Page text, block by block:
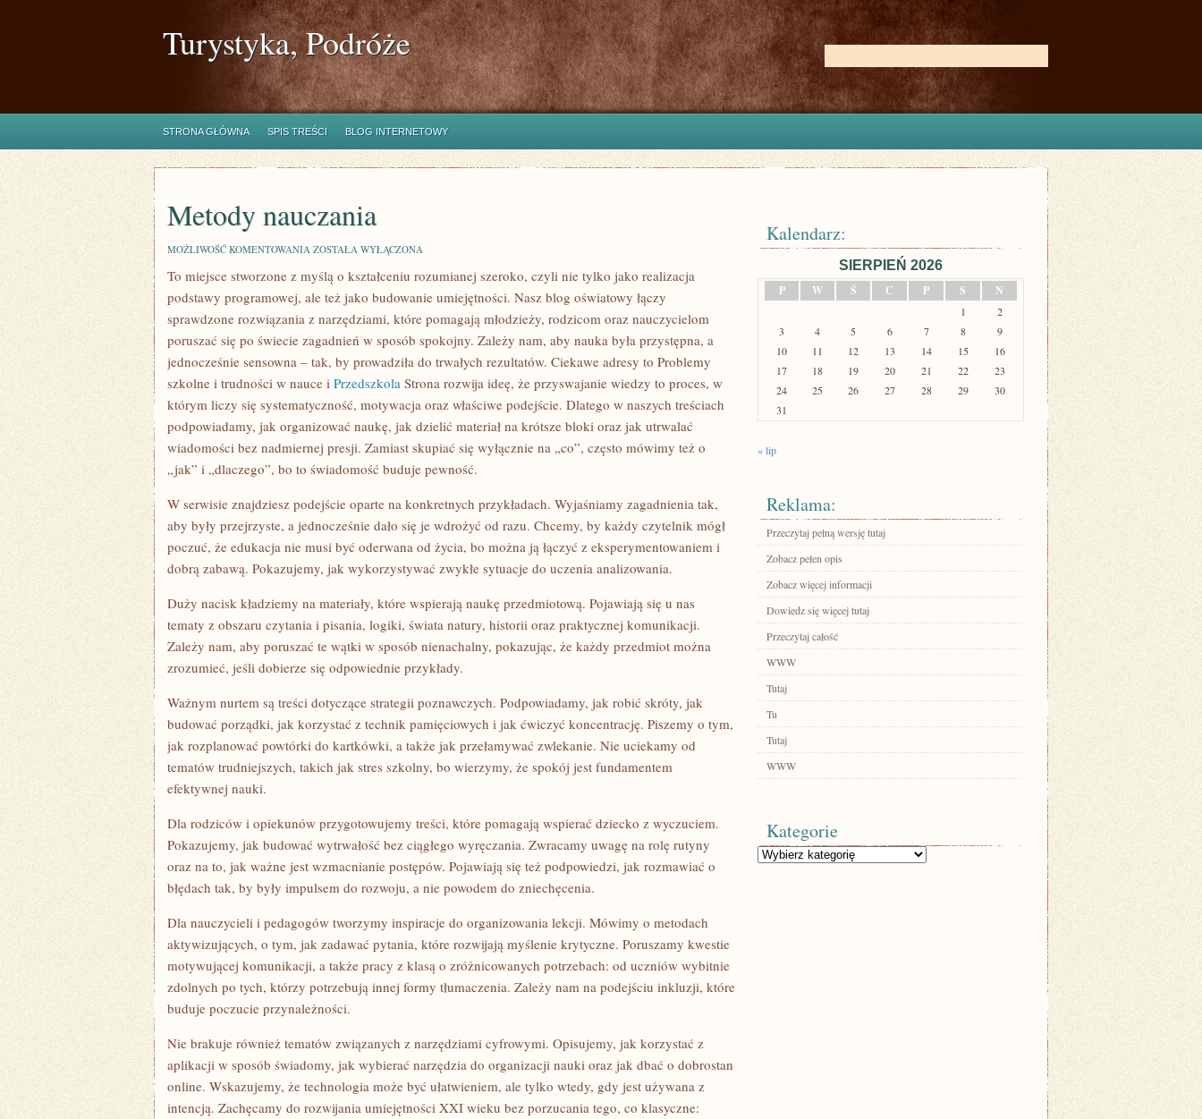
Turystyka, Podróże
STRONA GŁÓWNA SPIS TREŚCI BLOG INTERNETOWY
Metody nauczania
MOŻLIWOŚĆ KOMENTOWANIA METODY
ZOSTAŁA WYŁĄCZONA
To miejsce stworzone z myślą o kształceniu rozumianej szeroko, czyli nie tylko jako realizacja
podstawy programowej, ale też jako budowanie umiejętności. Nasz blog oświatowy łączy
sprawdzone rozwiązania z narzędziami, które pomagają młodzieży, rodzicom oraz nauczycielom
poruszać się po świecie zagadnień w sposób spokojny. Zależy nam, aby nauka była przystępna, a
jednocześnie sensowna – tak, by prowadziła do trwałych rezultatów. Ciekawe adresy to Problemy
szkolne i trudności w nauce i Przedszkola Strona rozwija ideę, że przyswajanie wiedzy to proces, w
którym liczy się systematyczność, motywacja oraz właściwe podejście. Dlatego w naszych treściach
podpowiadamy, jak organizować naukę, jak dzielić materiał na krótsze bloki oraz jak utrwalać
wiadomości bez nadmiernej presji. Zamiast skupiać się wyłącznie na „co”, często mówimy też o
„jak” i „dlaczego”, bo to świadomość buduje pewność.
W serwisie znajdziesz podejście oparte na konkretnych przykładach. Wyjaśniamy zagadnienia tak,
aby były przejrzyste, a jednocześnie dało się je wdrożyć od razu. Chcemy, by każdy czytelnik mógł
poczuć, że edukacja nie musi być oderwana od życia, bo można ją łączyć z eksperymentowaniem i
dobrą zabawą. Pokazujemy, jak wykorzystywać zwykłe sytuacje do uczenia analizowania.
Duży nacisk kładziemy na materiały, które wspierają naukę przedmiotową. Pojawiają się u nas
tematy z obszaru czytania i pisania, logiki, świata natury, historii oraz praktycznej komunikacji.
Zależy nam, aby poruszać te wątki w sposób nienachalny, pokazując, że każdy przedmiot można
zrozumieć, jeśli dobierze się odpowiednie przykłady.
Ważnym nurtem są treści dotyczące strategii poznawczych. Podpowiadamy, jak robić skróty, jak
budować porządki, jak korzystać z technik pamięciowych i jak ćwiczyć koncentrację. Piszemy o tym,
jak rozplanować powtórki do kartkówki, a także jak przełamywać zwlekanie. Nie uciekamy od
tematów trudniejszych, takich jak stres szkolny, bo wierzymy, że spokój jest fundamentem
efektywnej nauki.
Dla rodziców i opiekunów przygotowujemy treści, które pomagają wspierać dziecko z wyczuciem.
Pokazujemy, jak budować wytrwałość bez ciągłego wyręczania. Zwracamy uwagę na rolę rutyny
oraz na to, jak ważne jest wzmacnianie postępów. Pojawiają się też podpowiedzi, jak rozmawiać o
błędach tak, by były impulsem do rozwoju, a nie powodem do zniechęcenia.
Dla nauczycieli i pedagogów tworzymy inspiracje do organizowania lekcji. Mówimy o metodach
aktywizujących, o tym, jak zadawać pytania, które rozwijają myślenie krytyczne. Poruszamy kwestie
motywującej komunikacji, a także pracy z klasą o zróżnicowanych potrzebach: od uczniów wybitnie
zdolnych po tych, którzy potrzebują innej formy tłumaczenia. Zależy nam na podejściu inkluzji, które
buduje poczucie przynależności.
Nie brakuje również tematów związanych z narzędziami cyfrowymi. Opisujemy, jak korzystać z
aplikacji w sposób świadomy, jak wybierać narzędzia do organizacji nauki oraz jak dbać o dobrostan
online. Wskazujemy, że technologia może być ułatwieniem, ale tylko wtedy, gdy jest używana z
intencją. Zachęcamy do rozwijania umiejętności XXI wieku bez porzucania tego, co klasyczne:
Kalendarz:
SIERPIEŃ 2026
P
W Ś C P S N
1
2
3
4 5 6 7 8
9
10
11 12 13 14 15
16
17
18 19 20 21 22
23
24
25 26 27 28 29
30
31
« lip
Reklama:
Przeczytaj pełną wersję tutaj
Zobacz pełen opis
Zobacz więcej informacji
Dowiedz się więcej tutaj
Przeczytaj całość
WWW
Tutaj
Tu
Tutaj
WWW
Kategorie
Kategorie